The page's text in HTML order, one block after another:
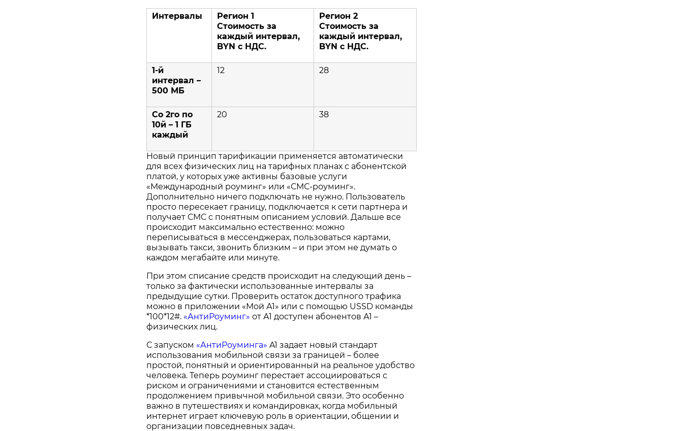
Интервалы
Регион 1
Стоимость за
каждый интервал,
BYN с НДС.
Регион 2
Стоимость за
каждый интервал,
BYN с НДС.
1-й
интервал –
500 МБ
12 28
Со 2го по
10й – 1 ГБ
каждый
20 38
Новый принцип тарификации применяется автоматически
для всех физических лиц на тарифных планах с абонентской
платой, у которых уже активны базовые услуги
«Международный роуминг» или «СМС-роуминг».
Дополнительно ничего подключать не нужно. Пользователь
просто пересекает границу, подключается к сети партнера и
получает СМС с понятным описанием условий. Дальше все
происходит максимально естественно: можно
переписываться в мессенджерах, пользоваться картами,
вызывать такси, звонить близким – и при этом не думать о
каждом мегабайте или минуте.
При этом списание средств происходит на следующий день –
только за фактически использованные интервалы за
предыдущие сутки. Проверить остаток доступного трафика
можно в приложении «Мой А1» или с помощью USSD команды
*100*12#. «АнтиРоуминг» от А1 доступен абонентов А1 –
физических лиц.
С запуском «АнтиРоуминга» A1 задает новый стандарт
использования мобильной связи за границей – более
простой, понятный и ориентированный на реальное удобство
человека. Теперь роуминг перестает ассоциироваться с
риском и ограничениями и становится естественным
продолжением привычной мобильной связи. Это особенно
важно в путешествиях и командировках, когда мобильный
интернет играет ключевую роль в ориентации, общении и
организации повседневных задач.